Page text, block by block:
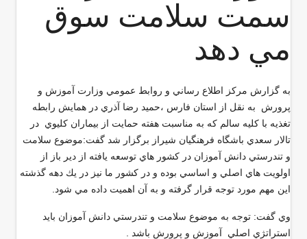
سمت سلامت سوق
مي دهد
به گزارش مركز اطلاع رساني و روابط عمومي وزارت آموزش و
پرورش به نقل از استان فارس ،حميد رضا آذري در همايش رابطه
تغذيه با كليه سالم كه به مناسبت هفته حمايت از بيماران كليوي در
تالار سعدي باشگاه فرهنگيان شيراز برگزار شد گفت:موضوع سلامت
و تندرستي دانش آموزان در كشور هاي توسعه يافته از دير باز از
اولويت هاي اصلي و اساسي بوده و در كشور ما نيز در يك دهه گذشته
اين مهم مورد توجه قرار گرفته و به آن اهميت داده مي شود.
وي گفت: توجه به موضوع سلامت و تندرستي دانش آموزان بايد
استراتژي اصلي آموزش و پرورش باشد .